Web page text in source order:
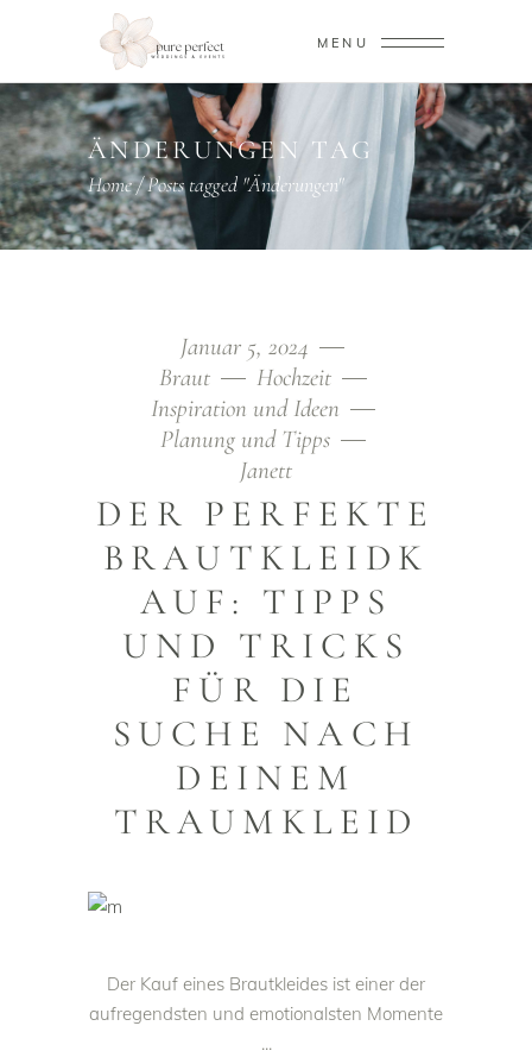
MENU
ÄNDERUNGEN TAG
Home/Posts tagged "Änderungen"
Januar 5, 2024
Braut
Hochzeit
Inspiration und Ideen
Planung und Tipps
Janett
DER PERFEKTE
BRAUTKLEIDK
AUF: TIPPS
UND TRICKS
FÜR DIE
SUCHE NACH
DEINEM
TRAUMKLEID
Der Kauf eines Brautkleides ist einer der
aufregendsten und emotionalsten Momente